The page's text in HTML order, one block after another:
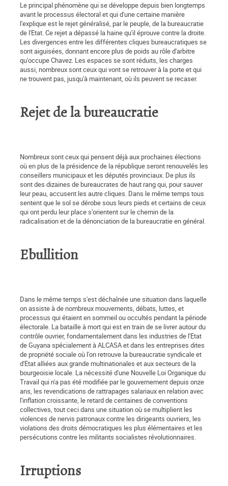
Le principal phénomène qui se développe depuis bien longtemps
avant le processus électoral et qui d'une certaine manière
l'explique est le rejet généralisé, par le peuple, de la bureaucratie
de l'Etat. Ce rejet a dépassé la haine qu'il éprouve contre la droite.
Les divergences entre les différentes cliques bureaucratiques se
sont aiguisées, donnant encore plus de poids au rôle d'arbitre
qu'occupe Chavez. Les espaces se sont réduits, les charges
aussi, nombreux sont ceux qui vont se retrouver à la porte et qui
ne trouvent pas, jusqu'à maintenant, où ils peuvent se recaser.
Rejet de la bureaucratie
Nombreux sont ceux qui pensent déjà aux prochaines élections
où en plus de la présidence de la république seront renouvelés les
conseillers municipaux et les députés provinciaux. De plus ils
sont des dizaines de bureaucrates de haut rang qui, pour sauver
leur peau, accusent les autre cliques. Dans le même temps tous
sentent que le sol se dérobe sous leurs pieds et certains de ceux
qui ont perdu leur place s'orientent sur le chemin de la
radicalisation et de la dénonciation de la bureaucratie en général.
Ebullition
Dans le même temps s'est déchaînée une situation dans laquelle
on assiste à de nombreux mouvements, débats, luttes, et
processus qui étaient en sommeil ou occultés pendant la période
électorale. La bataille à mort qui est en train de se livrer autour du
contrôle ouvrier, fondamentalement dans les industries de l'Etat
de Guyana spécialement à ALCASA et dans les entreprises dites
de propriété sociale où l'on retrouve la bureaucratie syndicale et
d'Etat alliées aux grande multinationales et aux secteurs de la
bourgeoisie locale. La nécessité d'une Nouvelle Loi Organique du
Travail qui n'a pas été modifiée par le gouvernement depuis onze
ans, les revendications de rattrapages salariaux en relation avec
l'inflation croissante, le retard de centaines de conventions
collectives, tout ceci dans une situation où se multiplient les
violences de nervis patronaux contre les dirigeants ouvriers, les
violations des droits démocratiques les plus élémentaires et les
persécutions contre les militants socialistes révolutionnaires.
Irruptions